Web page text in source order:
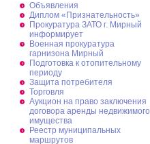
Объявления
Диплом «Признательность»
Прокуратура ЗАТО г. Мирный
информирует
Военная прокуратура
гарнизона Мирный
Подготовка к отопительному
периоду
Защита потребителя
Торговля
Аукцион на право заключения
договора аренды недвижимого
имущества
Реестр муниципальных
маршрутов